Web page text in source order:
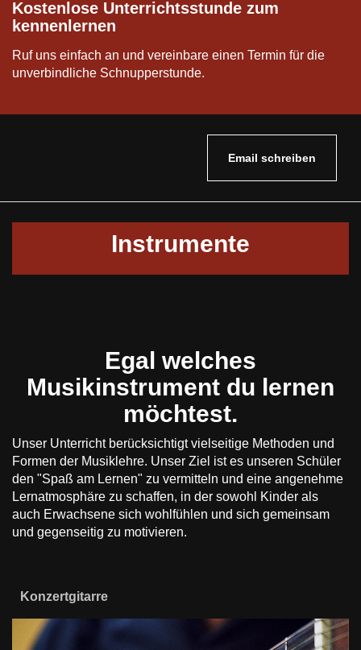
Kostenlose Unterrichtsstunde zum
kennenlernen
Ruf uns einfach an und vereinbare einen Termin für die
unverbindliche Schnupperstunde.
Email schreiben
Instrumente
Egal welches
Musikinstrument du lernen
möchtest.
Unser Unterricht berücksichtigt vielseitige Methoden und
Formen der Musiklehre. Unser Ziel ist es unseren Schüler
den "Spaß am Lernen" zu vermitteln und eine angenehme
Lernatmosphäre zu schaffen, in der sowohl Kinder als
auch Erwachsene sich wohlfühlen und sich gemeinsam
und gegenseitig zu motivieren.
Konzertgitarre